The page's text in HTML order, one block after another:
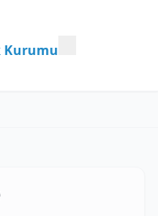
Kurumu